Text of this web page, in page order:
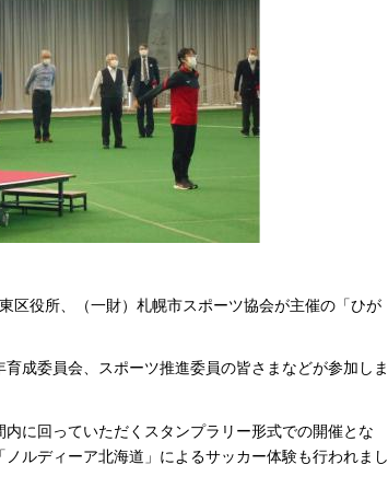
区役所、（一財）札幌市スポーツ協会が主催の「ひが
成委員会、スポーツ推進委員の皆さまなどが参加しま
に回っていただくスタンプラリー形式での開催とな
ノルディーア北海道」によるサッカー体験も行われまし